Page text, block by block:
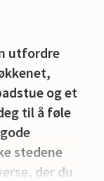
utfordre
og et
til å føle
stedene
der du